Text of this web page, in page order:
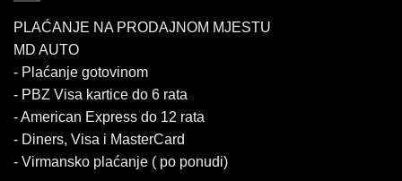
PLAĆANJE NA PRODAJNOM MJESTU
MD AUTO
- Plaćanje gotovinom
- PBZ Visa kartice do 6 rata
- American Express do 12 rata
- Diners, Visa i MasterCard
- Virmansko plaćanje ( po ponudi)